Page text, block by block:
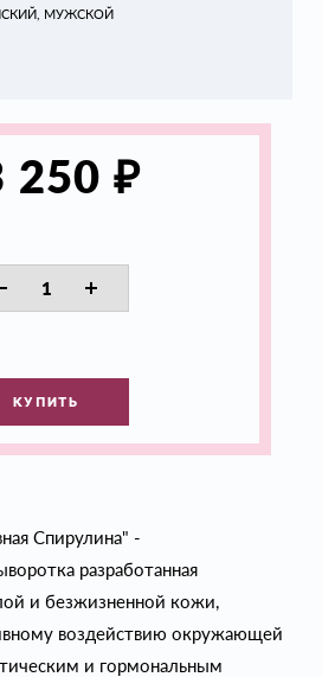
МУЖСКОЙ
250₽
КУПИТЬ
Спирулина" -
разработанная
и безжизненной кожи,
воздействию окружающей
и гормональным